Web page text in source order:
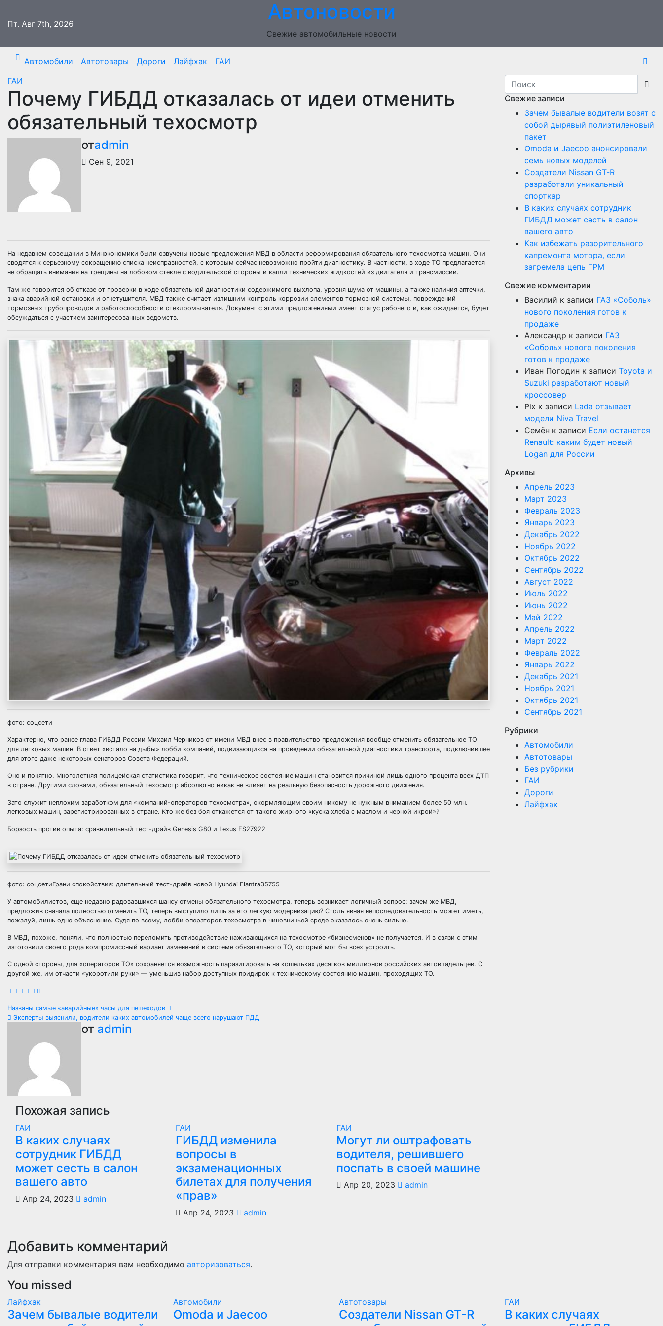
содержимому
Пт. Авг 7th, 2026 Автоновости
Свежие автомобильные новости
Автомобили Автотовары Дороги Лайфхак
ГАИ
ГАИ
Почему ГИБДД отказалась от идеи отменить
обязательный техосмотр
отadmin
Сен 9, 2021
На недавнем совещании в Минэкономики были озвучены новые предложения МВД в области реформирования обязательного техосмотра машин. Они
сводятся к серьезному сокращению списка неисправностей, с которым сейчас невозможно пройти диагностику. В частности, в ходе ТО предлагается
не обращать внимания на трещины на лобовом стекле с водительской стороны и капли технических жидкостей из двигателя и трансмиссии.
Там же говорится об отказе от проверки в ходе обязательной диагностики содержимого выхлопа, уровня шума от машины, а также наличия аптечки,
знака аварийной остановки и огнетушителя. МВД также считает излишним контроль коррозии элементов тормозной системы, повреждений
тормозных трубопроводов и работоспособности стеклоомывателя. Документ с этими предложениями имеет статус рабочего и, как ожидается, будет
обсуждаться с участием заинтересованных ведомств.
фото: соцсети
Характерно, что ранее глава ГИБДД России Михаил Черников от имени МВД внес в правительство предложения вообще отменить обязательное ТО
для легковых машин. В ответ «встало на дыбы» лобби компаний, подвизающихся на проведении обязательной диагностики транспорта, подключившее
для этого даже некоторых сенаторов Совета Федераций.
Оно и понятно. Многолетняя полицейская статистика говорит, что техническое состояние машин становится причиной лишь одного процента всех ДТП
в стране. Другими словами, обязательный техосмотр абсолютно никак не влияет на реальную безопасность дорожного движения.
Зато служит неплохим заработком для «компаний-операторов техосмотра», окормляющим своим никому не нужным вниманием более 50 млн.
легковых машин, зарегистрированных в стране. Кто же без боя откажется от такого жирного «куска хлеба с маслом и черной икрой»?
Борзость против опыта: сравнительный тест-драйв Genesis G80 и Lexus ES27922
фото: соцсетиГрани спокойствия: длительный тест-драйв новой Hyundai Elantra35755
У автомобилистов, еще недавно радовавшихся шансу отмены обязательного техосмотра, теперь возникает логичный вопрос: зачем же МВД,
предложив сначала полностью отменить ТО, теперь выступило лишь за его легкую модернизацию? Столь явная непоследовательность может иметь,
пожалуй, лишь одно объяснение. Судя по всему, лобби операторов техосмотра в чиновничьей среде оказалось очень сильно.
В МВД, похоже, поняли, что полностью переломить противодействие наживающихся на техосмотре «бизнесменов» не получается. И в связи с этим
изготовили своего рода компромиссный вариант изменений в системе обязательного ТО, который мог бы всех устроить.
С одной стороны, для «операторов ТО» сохраняется возможность паразитировать на кошельках десятков миллионов российских автовладельцев. С
другой же, им отчасти «укоротили руки» — уменьшив набор доступных придирок к техническому состоянию машин, проходящих ТО.
Навигация
записям
Названы самые «аварийные» часы для пешеходов
Эксперты выяснили, водители каких автомобилей чаще всего нарушают ПДД
от admin
Похожая запись
ГАИ
В каких случаях
сотрудник ГИБДД
может сесть в салон
вашего авто
Апр 24, 2023 admin
ГАИ
ГИБДД изменила
вопросы в
экзаменационных
билетах для получения
«прав»
Апр 24, 2023 admin
ГАИ
Могут ли оштрафовать
водителя, решившего
поспать в своей машине
Апр 20, 2023 admin
Добавить комментарий
Для отправки комментария вам необходимо авторизоваться.
Свежие записи
Зачем бывалые водители возят с
собой дырявый полиэтиленовый
пакет
Оmoda и Jaecoo анонсировали
семь новых моделей
Создатели Nissan GT-R
разработали уникальный
спорткар
В каких случаях сотрудник
ГИБДД может сесть в салон
вашего авто
Как избежать разорительного
капремонта мотора, если
загремела цепь ГРМ
Свежие комментарии
Василий к записи ГАЗ «Соболь»
нового поколения готов к
продаже
Александр к записи ГАЗ
«Соболь» нового поколения
готов к продаже
Иван Погодин к записи Toyota и
Suzuki разработают новый
кроссовер
Pix к записи Lada отзывает
модели Niva Travel
Семён к записи Если останется
Renault: каким будет новый
Logan для России
Архивы
Апрель 2023
Март 2023
Февраль 2023
Январь 2023
Декабрь 2022
Ноябрь 2022
Октябрь 2022
Сентябрь 2022
Август 2022
Июль 2022
Июнь 2022
Май 2022
Апрель 2022
Март 2022
Февраль 2022
Январь 2022
Декабрь 2021
Ноябрь 2021
Октябрь 2021
Сентябрь 2021
Рубрики
Автомобили
Автотовары
Без рубрики
ГАИ
Дороги
Лайфхак
You missed
Лайфхак
Зачем бывалые водители
Автомобили
Оmoda и Jaecoo
Автотовары
Создатели Nissan GT-R
ГАИ
В каких случаях